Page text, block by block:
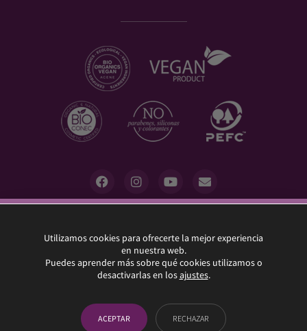
UVAS FRESCAS destina el 5% de sus beneficios a la
asociación "Menores con Cáncer"
CONDICIONES DE VENTA
COOKIES AJUSTES
Utilizamos cookies para ofrecerte la mejor experiencia
en nuestra web.
Puedes aprender más sobre qué cookies utilizamos o
desactivarlas en losajustes.
ACEPTAR RECHAZAR
SUSCRÍBETE Y BENEFÍCIATE DE UN 10% EN TU
PRIMER PEDIDO EN NUESTRA TIENDA ONLINE
¡SUSCRÍBETE!